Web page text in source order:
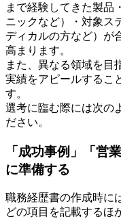
まで経験してきた製品
ニックなど）・対象ス
ディカルの方など）が
高まります。
また、異なる領域を目
実績をアピールするこ
す。
選考に臨む際には次の
ださい。
「成功事例」「営
に準備する
職務経歴書の作成時に
どの項目を記載するほ